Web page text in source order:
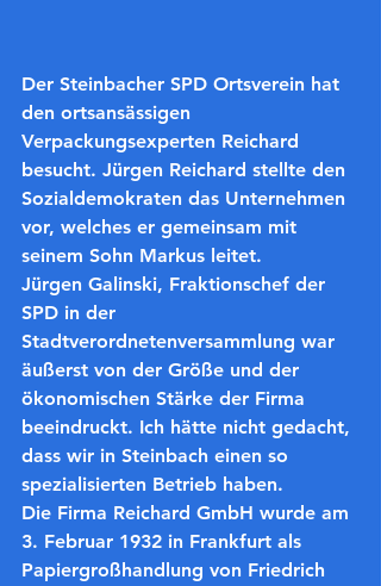
Der Steinbacher SPD Ortsverein hat
den ortsansässigen
Verpackungsexperten Reichard
besucht. Jürgen Reichard stellte den
Sozialdemokraten das Unternehmen
vor, welches er gemeinsam mit
seinem Sohn Markus leitet.
Jürgen Galinski, Fraktionschef der
SPD in der
Stadtverordnetenversammlung war
äußerst von der Größe und der
ökonomischen Stärke der Firma
beeindruckt. Ich hätte nicht gedacht,
dass wir in Steinbach einen so
spezialisierten Betrieb haben.
Die Firma Reichard GmbH wurde am
3. Februar 1932 in Frankfurt als
Papiergroßhandlung von Friedrich